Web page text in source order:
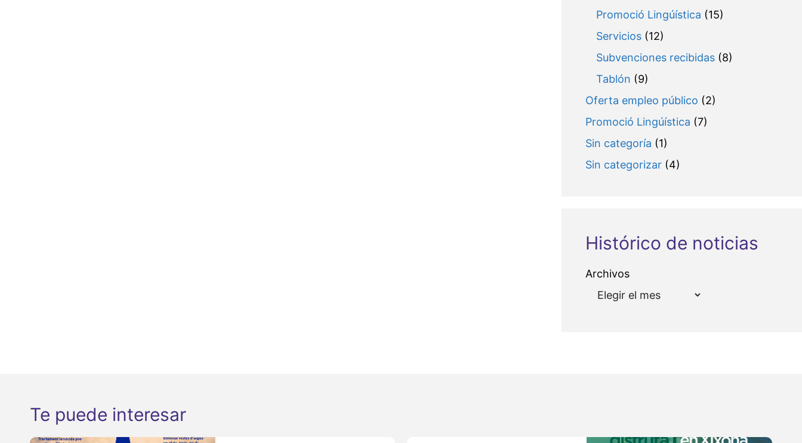
Promoció Lingúística (15)
Servicios(12)
Subvenciones recibidas(8)
Tablón (9)
Oferta empleo público (2)
Promoció Lingúística (7)
Sin categoría (1)
Sin categorizar(4)
Histórico de noticias
Archivos
Te puede interesar